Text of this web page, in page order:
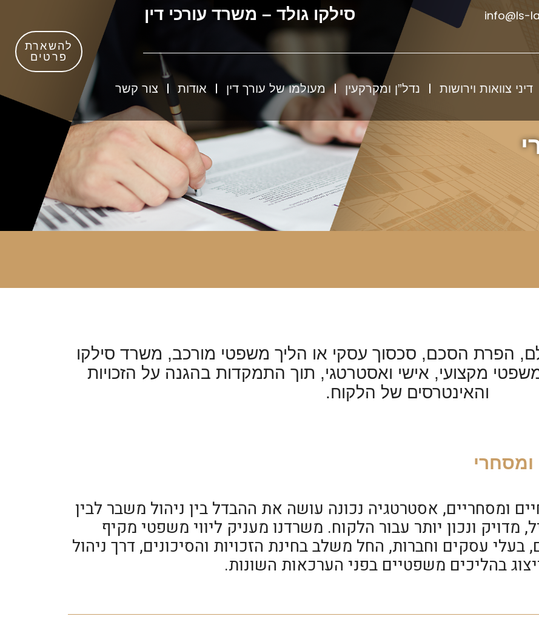
info@ls- סילקו גולד – משרד עורכי דין
דיני צוואות וירושות נדל”ן ומקרקעין מעולמו של עורך דין אודות צור קשר
להשארת
פרטים
הפרת הסכם, סכסוך עסקי או הליך משפטי מורכב, משרד סילקו
משפטי מקצועי, אישי ואסטרטגי, תוך התמקדות בהגנה על הזכויות
והאינטרסים של הלקוח.
ומסחריים, אסטרטגיה נכונה עושה את ההבדל בין ניהול משבר לבין
מדויק ונכון יותר עבור הלקוח. משרדנו מעניק ליווי משפטי מקיף
בעלי עסקים וחברות, החל משלב בחינת הזכויות והסיכונים, דרך ניהול
בהליכים משפטיים בפני הערכאות השונות.